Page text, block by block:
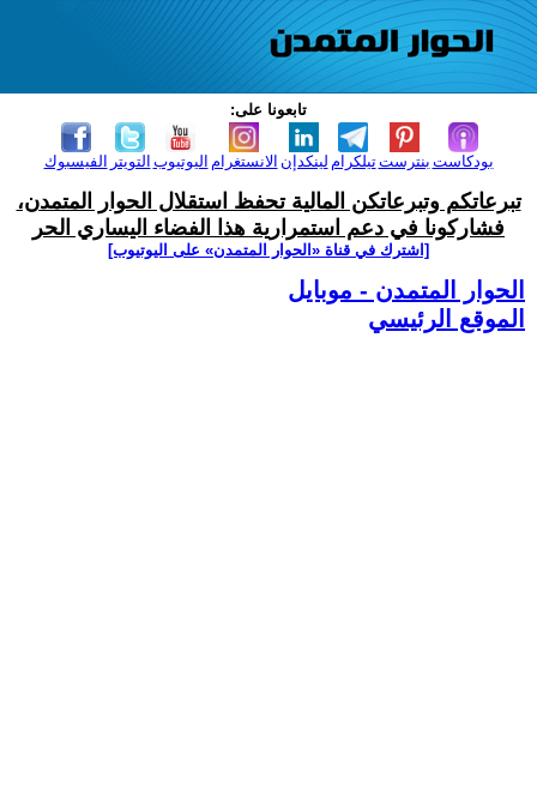
تابعونا على:
الفيسبوك التويتر اليوتيوب الانستغرام لينكدإن تيلكرامبنترست بودكاست
تبرعاتكم وتبرعاتكن المالية تحفظ استقلال الحوار المتمدن،
فشاركونا في دعم استمرارية هذا الفضاء اليساري الحر
[اشترك في قناة ‫«الحوار المتمدن» على اليوتيوب]
الحوار المتمدن - موبايل
الموقع الرئيسي